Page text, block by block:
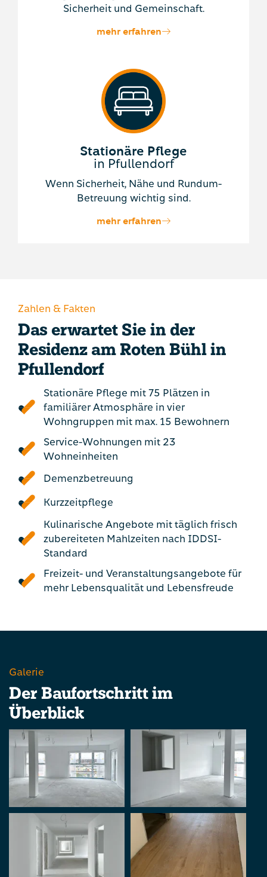
Sicherheit und Gemeinschaft.
mehr erfahren
Stationäre Pflege
in Pfullendorf
Wenn Sicherheit, Nähe und Rundum-
Betreuung wichtig sind.
mehr erfahren
Zahlen & Fakten
Das erwartet Sie in der
Residenz am Roten Bühl in
Pfullendorf
Stationäre Pflege mit 75 Plätzen in
familiärer Atmosphäre in vier
Wohngruppen mit max. 15 Bewohnern
Service-Wohnungen mit 23
Wohneinheiten
Demenzbetreuung
Kurzzeitpflege
Kulinarische Angebote mit täglich frisch
zubereiteten Mahlzeiten nach IDDSI-
Standard
Freizeit- und Veranstaltungsangebote für
mehr Lebensqualität und Lebensfreude
Galerie
Der Baufortschritt im
Überblick